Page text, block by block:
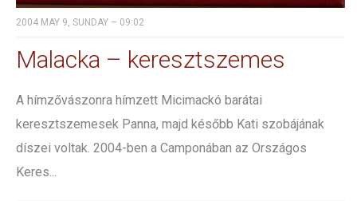
2004 MAY 9, SUNDAY – 09:02
Malacka – keresztszemes
A hímzővászonra hímzett Micimackó barátai
keresztszemesek Panna, majd később Kati szobájának
díszei voltak. 2004-ben a Camponában az Országos
Keres...